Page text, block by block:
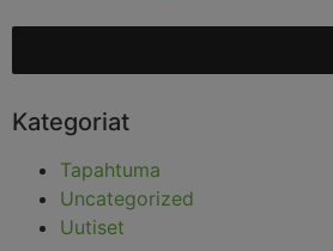
Kategoriat
Tapahtuma
Uncategorized
Uutiset